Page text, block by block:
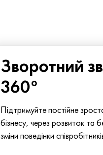
Зворотний
360°
Підтримуйте постійне
бізнесу, через розвиток та
зміни поведінки